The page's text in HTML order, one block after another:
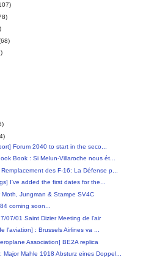
Forum 2040 to start in the seco...
Book : Si Melun-Villaroche nous ét...
des F-16: La Défense p...
I've added the first dates for the...
Moth, Jungman & Stampe SV4C
coming soon...
07/01 Saint Dizier Meeting de l'air
l'aviation] : Brussels Airlines va ...
Association] BE2A replica
Major Mahle 1918 Absturz eines Doppel...